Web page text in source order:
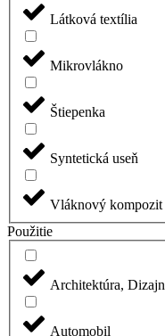
Látková textília
Mikrovlákno
Štiepenka
Syntetická useň
Vláknový kompozit
Použitie
Architektúra, Dizajn
Automobil